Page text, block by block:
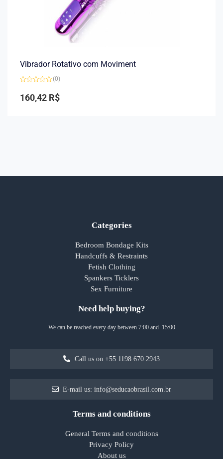
Vibrador Rotativo com Moviment
0
de
(0)
160,42 R$
Categories
Bedroom Bondage Kits
Handcuffs & Restraints
Fetish Clothing
Spankers Ticklers
Sex Furniture
Need help buying?
We can be reached every day between 7:00 and 15:00
Call us on +55 1198 670 2943
E-mail us: info@seducaobrasil.com.br
Terms and conditions
General Terms and conditions
Privacy Policy
About us